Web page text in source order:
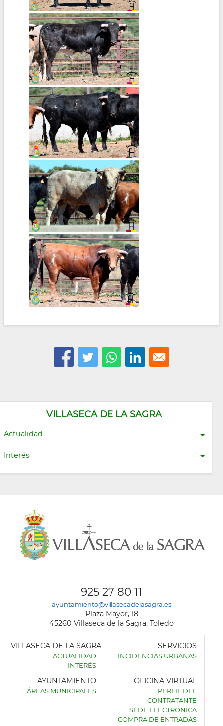
VILLASECA DE LA SAGRA
Actualidad
Interés
925 27 80 11
ayuntamiento@villasecadelasagra.es
Plaza Mayor, 18
45260 Villaseca de la Sagra, Toledo
AYUNTAMIENTO
VILLASECA DE LA SAGRA
ACTUALIDAD
INTERÉS
SERVICIOS
INCIDENCIAS URBANAS
AYUNTAMIENTO
ÁREAS MUNICIPALES
OFICINA VIRTUAL
PERFIL DEL
CONTRATANTE
SEDE ELECTRÓNICA
COMPRA DE ENTRADAS